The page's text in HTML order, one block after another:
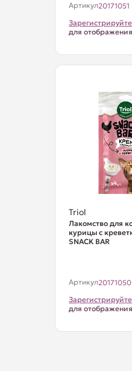
Артикул20171051
для
Triol
Лакомство для
курицы с
SNACK BAR
Артикул20171050
для